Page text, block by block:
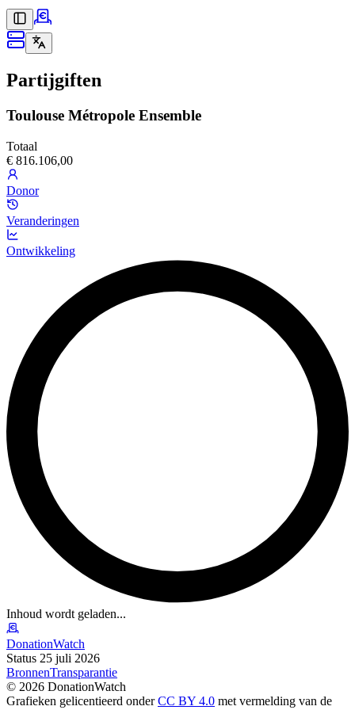
Partijgiften
Toulouse Métropole Ensemble
Totaal
€ 816.106,00
Donor
Veranderingen
Ontwikkeling
Inhoud wordt geladen...
DonationWatch
Status 25 juli 2026
BronnenTransparantie
© 2026 DonationWatch
Grafieken gelicentieerd onderCC BY 4.0 met vermelding van de